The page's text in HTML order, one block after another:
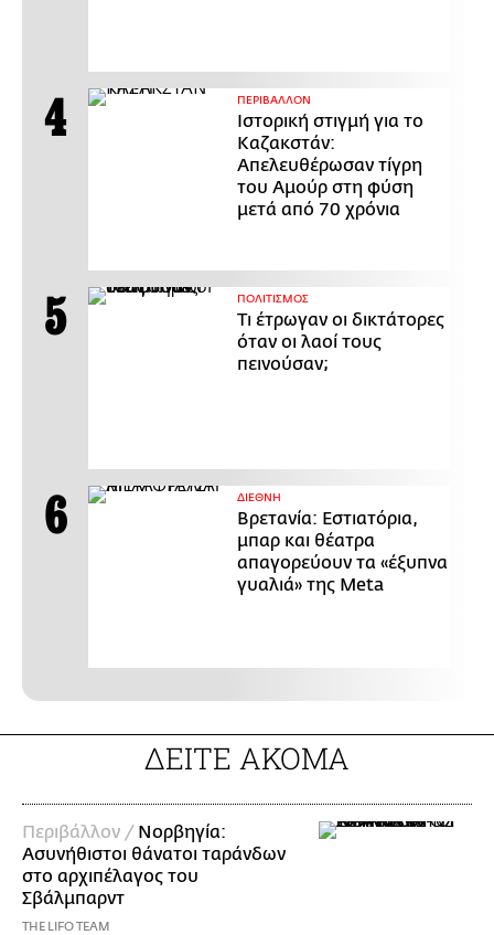
ΠΕΡΙΒΑΛΛΟΝ
Ιστορική στιγμή για το
Καζακστάν:
Απελευθέρωσαν τίγρη
του Αμούρ στη φύση
μετά από 70 χρόνια
ΠΟΛΙΤΙΣΜΟΣ
Τι έτρωγαν οι δικτάτορες
όταν οι λαοί τους
πεινούσαν;
ΔΙΕΘΝΗ
Βρετανία: Εστιατόρια,
μπαρ και θέατρα
απαγορεύουν τα «έξυπνα
γυαλιά» της Meta
ΔΕΙΤΕ ΑΚΟΜΑ
Περιβάλλον / Νορβηγία:
Ασυνήθιστοι θάνατοι ταράνδων
στο αρχιπέλαγος του
Σβάλμπαρντ
THE LIFO TEAM